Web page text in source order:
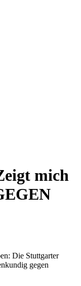
mich
Die Stuttgarter
gegen